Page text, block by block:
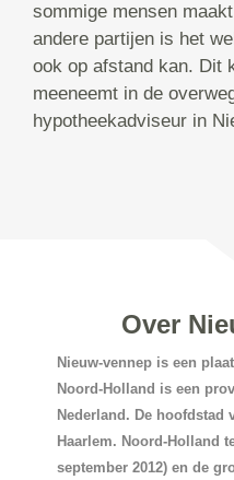
sommige mensen
andere partijen is het
ook op afstand kan. Dit
meeneemt in de
hypotheekadviseur in
Over
Nieuw-vennep is een
Noord-Holland is een
Nederland. De hoofdstad
Haarlem. Noord-Holland
september 2012) en de